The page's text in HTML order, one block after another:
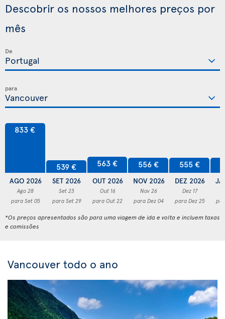
Descobrir os nossos melhores preços por
mês
De
para
833 €
AGO 2026
Ago 28
para Set 05
539 €
SET 2026
Set 23
para Set 29
563 €
OUT 2026
Out 16
para Out 22
556 €
NOV 2026
Nov 26
para Dez 04
555 €
DEZ 2026
Dez 17
para Dez 25
*Os preços apresentados são para uma viagem de ida e volta e incluem taxas
e comissões
Vancouver todo o ano